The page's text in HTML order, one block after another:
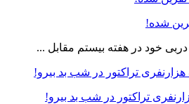
شده!
خود در هفته بیستم مقابل ...
تراکتور در شب بد بیرو!